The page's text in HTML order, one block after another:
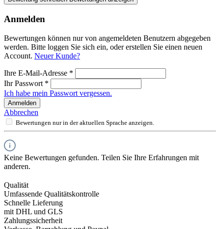
Anmelden
Bewertungen können nur von angemeldeten Benutzern abgegeben
werden. Bitte loggen Sie sich ein, oder erstellen Sie einen neuen
Account. Neuer Kunde?
Ihre E-Mail-Adresse *
Ihr Passwort *
Ich habe mein Passwort vergessen.
Anmelden
Abbrechen
Bewertungen nur in der aktuellen Sprache anzeigen.
Keine Bewertungen gefunden. Teilen Sie Ihre Erfahrungen mit
anderen.
Qualität
Umfassende Qualitätskontrolle
Schnelle Lieferung
mit DHL und GLS
Zahlungssicherheit